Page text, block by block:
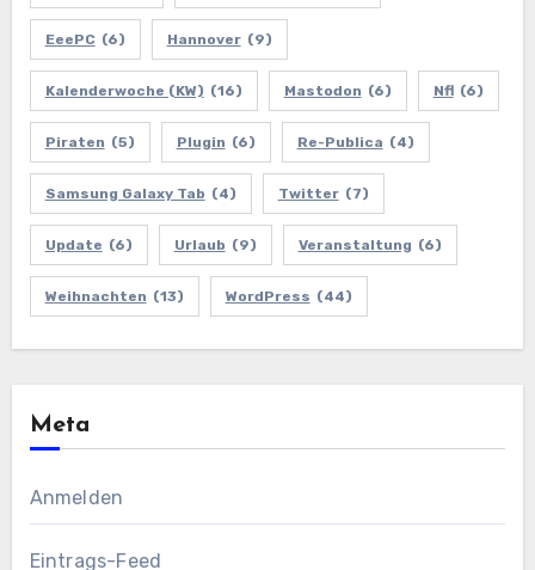
EeePC (6) Hannover (9)
Kalenderwoche (KW) (16) Mastodon (6) Nfl (6)
Piraten (5) Plugin (6) Re-Publica (4)
Samsung Galaxy Tab (4) Twitter (7)
Update (6) Urlaub (9) Veranstaltung (6)
Weihnachten (13) WordPress (44)
Meta
Anmelden
Eintrags-Feed